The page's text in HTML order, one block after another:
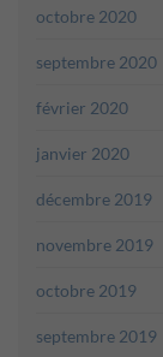
octobre 2020
septembre 2020
février 2020
janvier 2020
décembre 2019
novembre 2019
octobre 2019
septembre 2019